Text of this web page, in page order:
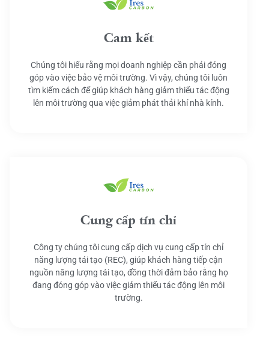
Cam kết
Chúng tôi hiểu rằng mọi doanh nghiệp cần phải đóng
góp vào việc bảo vệ môi trường. Vì vậy, chúng tôi luôn
tìm kiếm cách để giúp khách hàng giảm thiểu tác động
lên môi trường qua việc giảm phát thải khí nhà kính.
Cung cấp tín chỉ
Công ty chúng tôi cung cấp dịch vụ cung cấp tín chỉ
năng lượng tái tạo (REC), giúp khách hàng tiếp cận
nguồn năng lượng tái tạo, đồng thời đảm bảo rằng họ
đang đóng góp vào việc giảm thiểu tác động lên môi
trường.